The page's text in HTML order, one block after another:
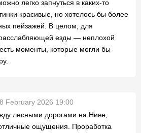
легко запнуться в каких-то
красивые, но хотелось бы более
пейзажей. В целом, для
езды — неплохой
моменты, которые могли бы
February 2026 19:00
лесными дорогами на Ниве,
ощущения. Проработка